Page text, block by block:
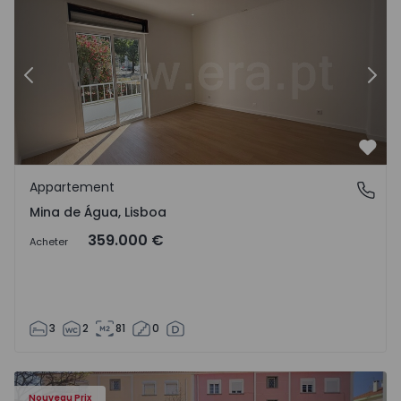
Précédent
Mina de Água, Lisboa
Appartement
Mina de Água, Lisboa
Acheter 359.000 €
3 2 81 0
Nouveau Prix